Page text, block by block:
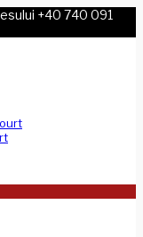
+40 740 091